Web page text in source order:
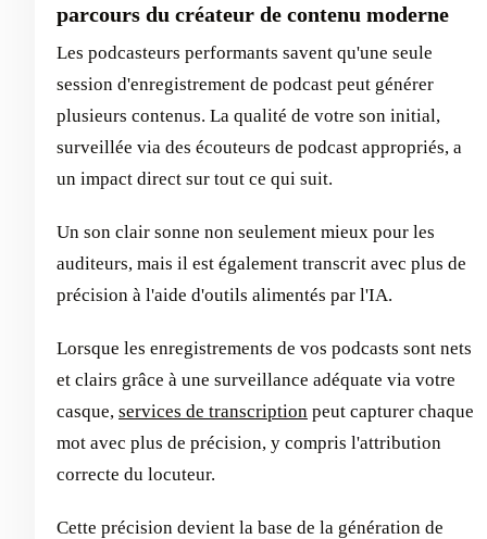
parcours du créateur de contenu moderne
Les podcasteurs performants savent qu'une seule
session d'enregistrement de podcast peut générer
plusieurs contenus. La qualité de votre son initial,
surveillée via des écouteurs de podcast appropriés, a
un impact direct sur tout ce qui suit.
Un son clair sonne non seulement mieux pour les
auditeurs, mais il est également transcrit avec plus de
précision à l'aide d'outils alimentés par l'IA.
Lorsque les enregistrements de vos podcasts sont nets
et clairs grâce à une surveillance adéquate via votre
casque, services de transcription peut capturer chaque
mot avec plus de précision, y compris l'attribution
correcte du locuteur.
Cette précision devient la base de la génération de